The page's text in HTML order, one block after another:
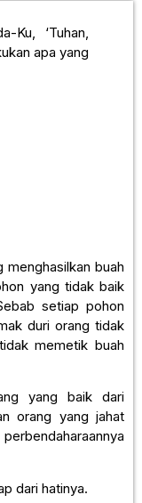
Ku, ‘Tuhan,
apa yang
menghasilkan buah
yang tidak baik
setiap pohon
duri orang tidak
memetik buah
yang baik dari
orang yang jahat
dari hatinya.